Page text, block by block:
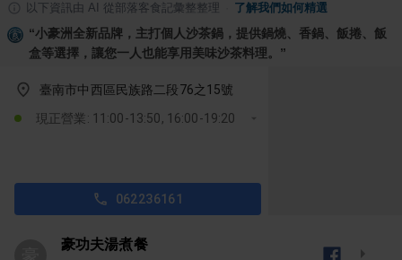
以下資訊由 AI 從部落客食記彙整整理 了解我們如何精選
“小豪洲全新品牌，主打個人沙茶鍋，提供鍋燒、香鍋、飯捲、飯
盒等選擇，讓您一人也能享用美味沙茶料理。 ”
臺南市中西區民族路二段76之15號
現正營業: 11:00-13:50, 16:00-19:20
062236161
豪功夫湯煮餐